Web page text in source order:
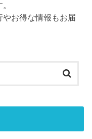
お得な情報もお届